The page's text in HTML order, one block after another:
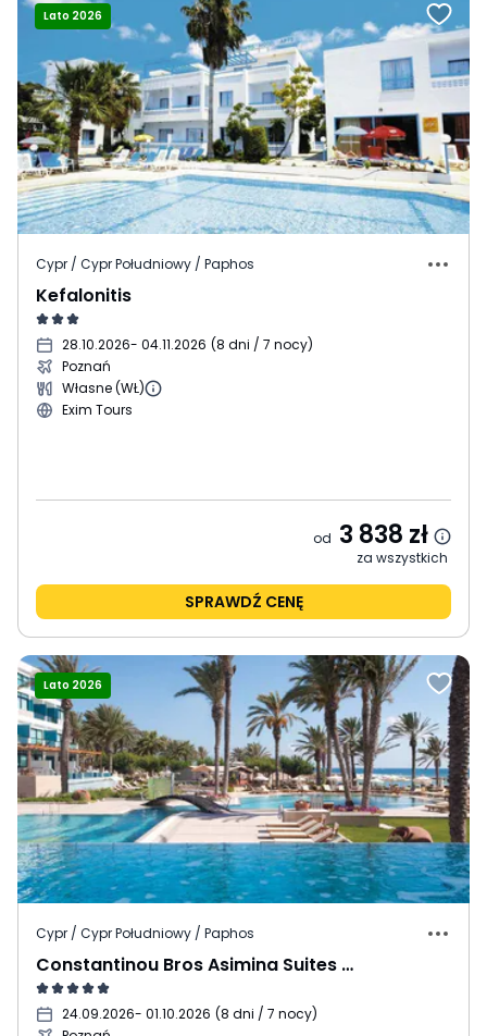
Lato 2026
Cypr / Cypr Południowy / Paphos
Kefalonitis
28.10.2026- 04.11.2026 (8 dni / 7 nocy)
Poznań
Własne (WŁ)
Exim Tours
od 3 838 zł
za wszystkich
SPRAWDŹ CENĘ
Lato 2026
Cypr / Cypr Południowy / Paphos
Constantinou Bros Asimina Suites (ex. Paphian Bay)
24.09.2026- 01.10.2026 (8 dni / 7 nocy)